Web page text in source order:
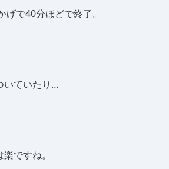
で40分ほどで終了。
いていたり…
ですね。